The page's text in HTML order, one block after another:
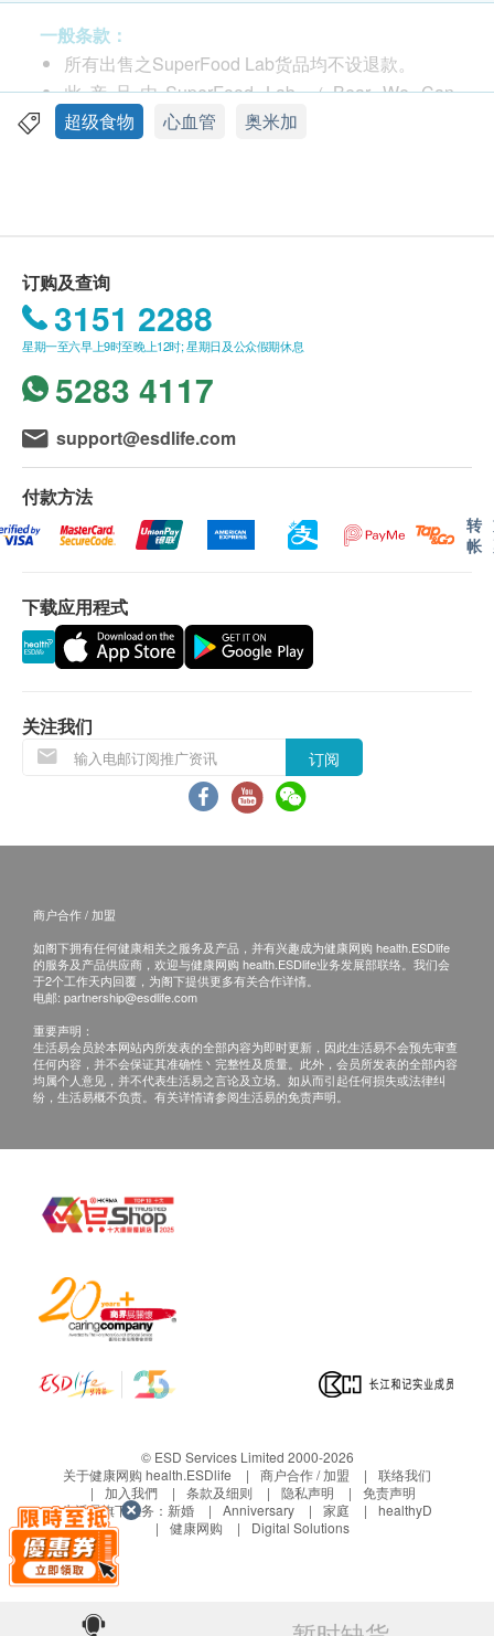
蕴含矿物质、膳食纤维及完善的蛋白质成份，当中
包含9种必需的氨基酸
富含高粘性的纤维，这些凝胶状物质有助减缓人体
对碳水化合物的消化及吸收，能有效控制食欲，从
而达到减肥的效果
不含任何麦麸及过敏成分
适用对象
关注体重及心脏健康的人士，素食者及儿童
服用方法
可将几茶匙的有机奇异子加入饮料中，或加于任何烘
焙食谱中的面粉内
成分
2669毫克，比每100克的三文鱼高出2倍（每100
克含1300毫克奥米加3脂肪酸），因此奇异籽是素
食者的极佳的奥米加3脂肪酸食物来源。
必需氨基酸，其蛋白质的质量可媲美肉类、海鲜和
家禽等优质蛋白质食物。
每汤匙的奇异籽含有6克的膳食纤维，份量相当于2
奇异籽的铁质含量为每汤匙0.9毫克，1盎司的红肉
只含0.6毫克，因此较红肉多0.3毫克。若配合含维
他命C食物进食，更可增加的铁质吸收。
奇异籽亦含多种抗氧化素，包括五羟黄酮素和黄酮
素。
注意事项
寻求医护人员的专业意见。患有肾病的人士亦应寻求
一般条款：
所有出售之SuperFood Lab货品均不设退款。
此产品由SuperFood Lab （Bear We Can
Limited） 提供。
购买SuperFood Lab产品总额满HK$400，即可享
本地免费送货服务。 账单总额未满HK$400需附加
HK$50运费。
我们将于确定订单后1-3个工作天内安排发货。
不排除运送时间会因节日而有所影响。 当八号烈
风讯号悬挂或黑色暴雨警告生效时，送货服务时间
将会延迟。
所有订单须视乎相关货品的供应情况再作最后确
认。 倘若健康网购health. ESDlife未能提供任何订
单上的货品，健康网购health. ESDlife有权拒绝接
客再作安排。
保用条款：
期应最少有12个月或以上。
当顾客收取已订购之货品时，有责任检查货品是否
如有其他损坏或遗漏查询，顾客必须保留有效收据
正本，并于送货后3个工作天内按下列方式联络健
康网购health. ESDlife客户服务部跟进。
超级食物 心血管 奥米加
订购及查询
3151 2288
星期一至六早上9时至晚上12时; 星期日及公众假期休息
5283 4117
support@esdlife.com
付款方法
转
帐
下载应用程式
关注我们
订阅
商户合作 / 加盟
如阁下拥有任何健康相关之服务及产品，并有兴趣成为健康网购 health.ESDlife
的服务及产品供应商，欢迎与健康网购 health.ESDlife业务发展部联络。我们会
于2个工作天内回覆，为阁下提供更多有关合作详情。
电邮: partnership@esdlife.com
重要声明：
生活易会员於本网站内所发表的全部内容为即时更新，因此生活易不会预先审查
任何内容，并不会保证其准确性丶完整性及质量。此外，会员所发表的全部内容
均属个人意见，并不代表生活易之言论及立场。如从而引起任何损失或法律纠
纷，生活易概不负责。有关详情请参阅生活易的免责声明。
© ESD Services Limited 2000-2026
关于健康网购 health.ESDlife
商户合作 / 加盟
联络我们
加入我們
条款及细则 隐私声明
免责声明
生活易旗下业务： 新婚 Anniversary 家庭
healthyD
健康网购
Digital Solutions